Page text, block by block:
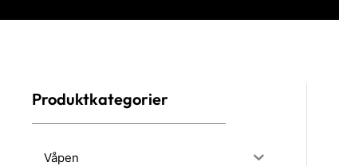
Produktkategorier
Våpen